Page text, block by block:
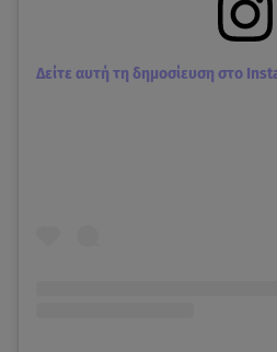
Δείτε αυτή τη δημοσίευση στο